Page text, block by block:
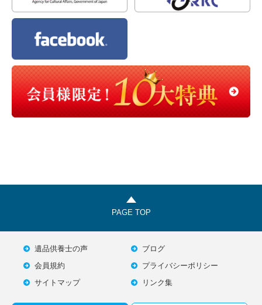
PAGE TOP
遺品供養士の声
ブログ
会員規約
プライバシーポリシー
サイトマップ
リンク集